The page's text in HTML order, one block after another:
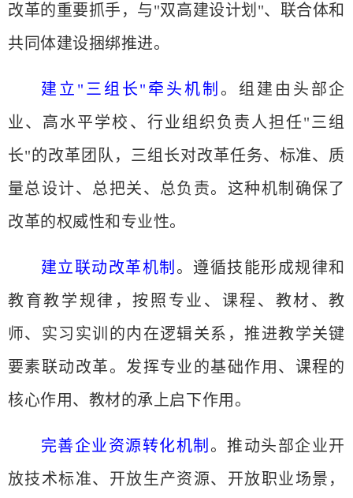
改革的重要抓手，与"双高建设计划"、联合体和
共同体建设捆绑推进。
建立 "三组长"牵头机制 。组建由头部企
业、高水平学校、行业组织负责人担任"三组
长"的改革团队，三组长对改革任务、标准、质
量总设计、总把关、总负责。这种机制确保了
改革的权威性和专业性。
建立联动改革机制 。遵循技能形成规律和
教育教学规律，按照专业、课程、教材、教
师、实习实训的内在逻辑关系，推进教学关键
要素联动改革。发挥专业的基础作用、课程的
核心作用、教材的承上启下作用。
完善企业资源转化机制 。推动头部企业开
放技术标准、开放生产资源、开放职业场景，